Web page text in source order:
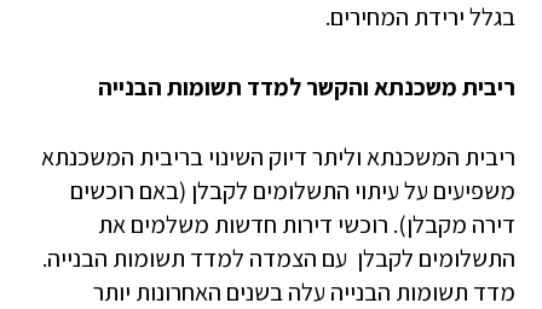
בגלל ירידת המחירים.
ריבית משכנתא והקשר למדד תשומות הבנייה
ריבית המשכנתא וליתר דיוק השינוי בריבית המשכנתא
משפיעים על עיתוי התשלומים לקבלן (באם רוכשים
דירה מקבלן). רוכשי דירות חדשות משלמים את
התשלומים לקבלן עם הצמדה למדד תשומות הבנייה.
מדד תשומות הבנייה עלה בשנים האחרונות יותר